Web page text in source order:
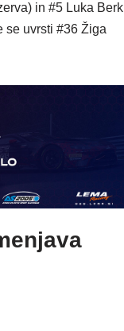
in #5 Luka Berk
se uvrsti #36 Žiga